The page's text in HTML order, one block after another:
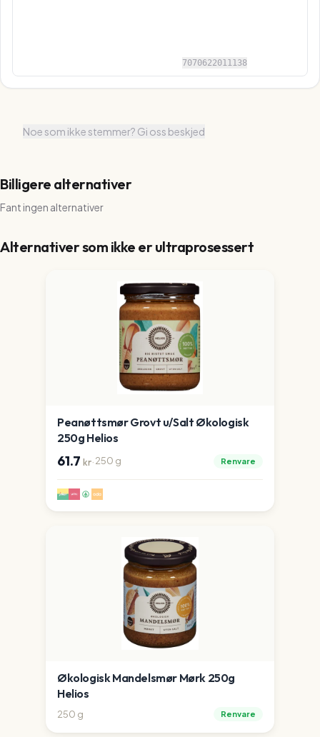
7070622011138
Noe som ikke stemmer? Gi oss beskjed
Billigere alternativer
Fant ingen alternativer
Alternativer som ikke er ultraprosessert
Peanøttsmør Grovt u/Salt Økologisk
250g Helios
61.7 kr·250 g Renvare
Økologisk Mandelsmør Mørk 250g
Helios
250 g Renvare